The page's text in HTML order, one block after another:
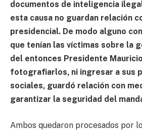
documentos de inteligencia
esta causa no guardan relación
presidencial. De modo alguno
que tenían las víctimas sobre la
del entonces Presidente
fotografiarlos, ni ingresar a sus
sociales, guardó relación con
garantizar la seguridad del
Ambos quedaron procesados por